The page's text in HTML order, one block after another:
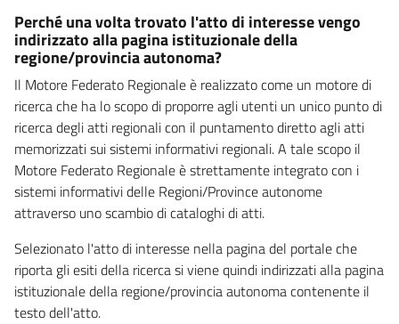
Perché una volta trovato l'atto di interesse vengo
indirizzato alla pagina istituzionale della
regione/provincia autonoma?
Il Motore Federato Regionale è realizzato come un motore di
ricerca che ha lo scopo di proporre agli utenti un unico punto di
ricerca degli atti regionali con il puntamento diretto agli atti
memorizzati sui sistemi informativi regionali. A tale scopo il
Motore Federato Regionale è strettamente integrato con i
sistemi informativi delle Regioni/Province autonome
attraverso uno scambio di cataloghi di atti.
Selezionato l'atto di interesse nella pagina del portale che
riporta gli esiti della ricerca si viene quindi indirizzati alla pagina
istituzionale della regione/provincia autonoma contenente il
testo dell'atto.